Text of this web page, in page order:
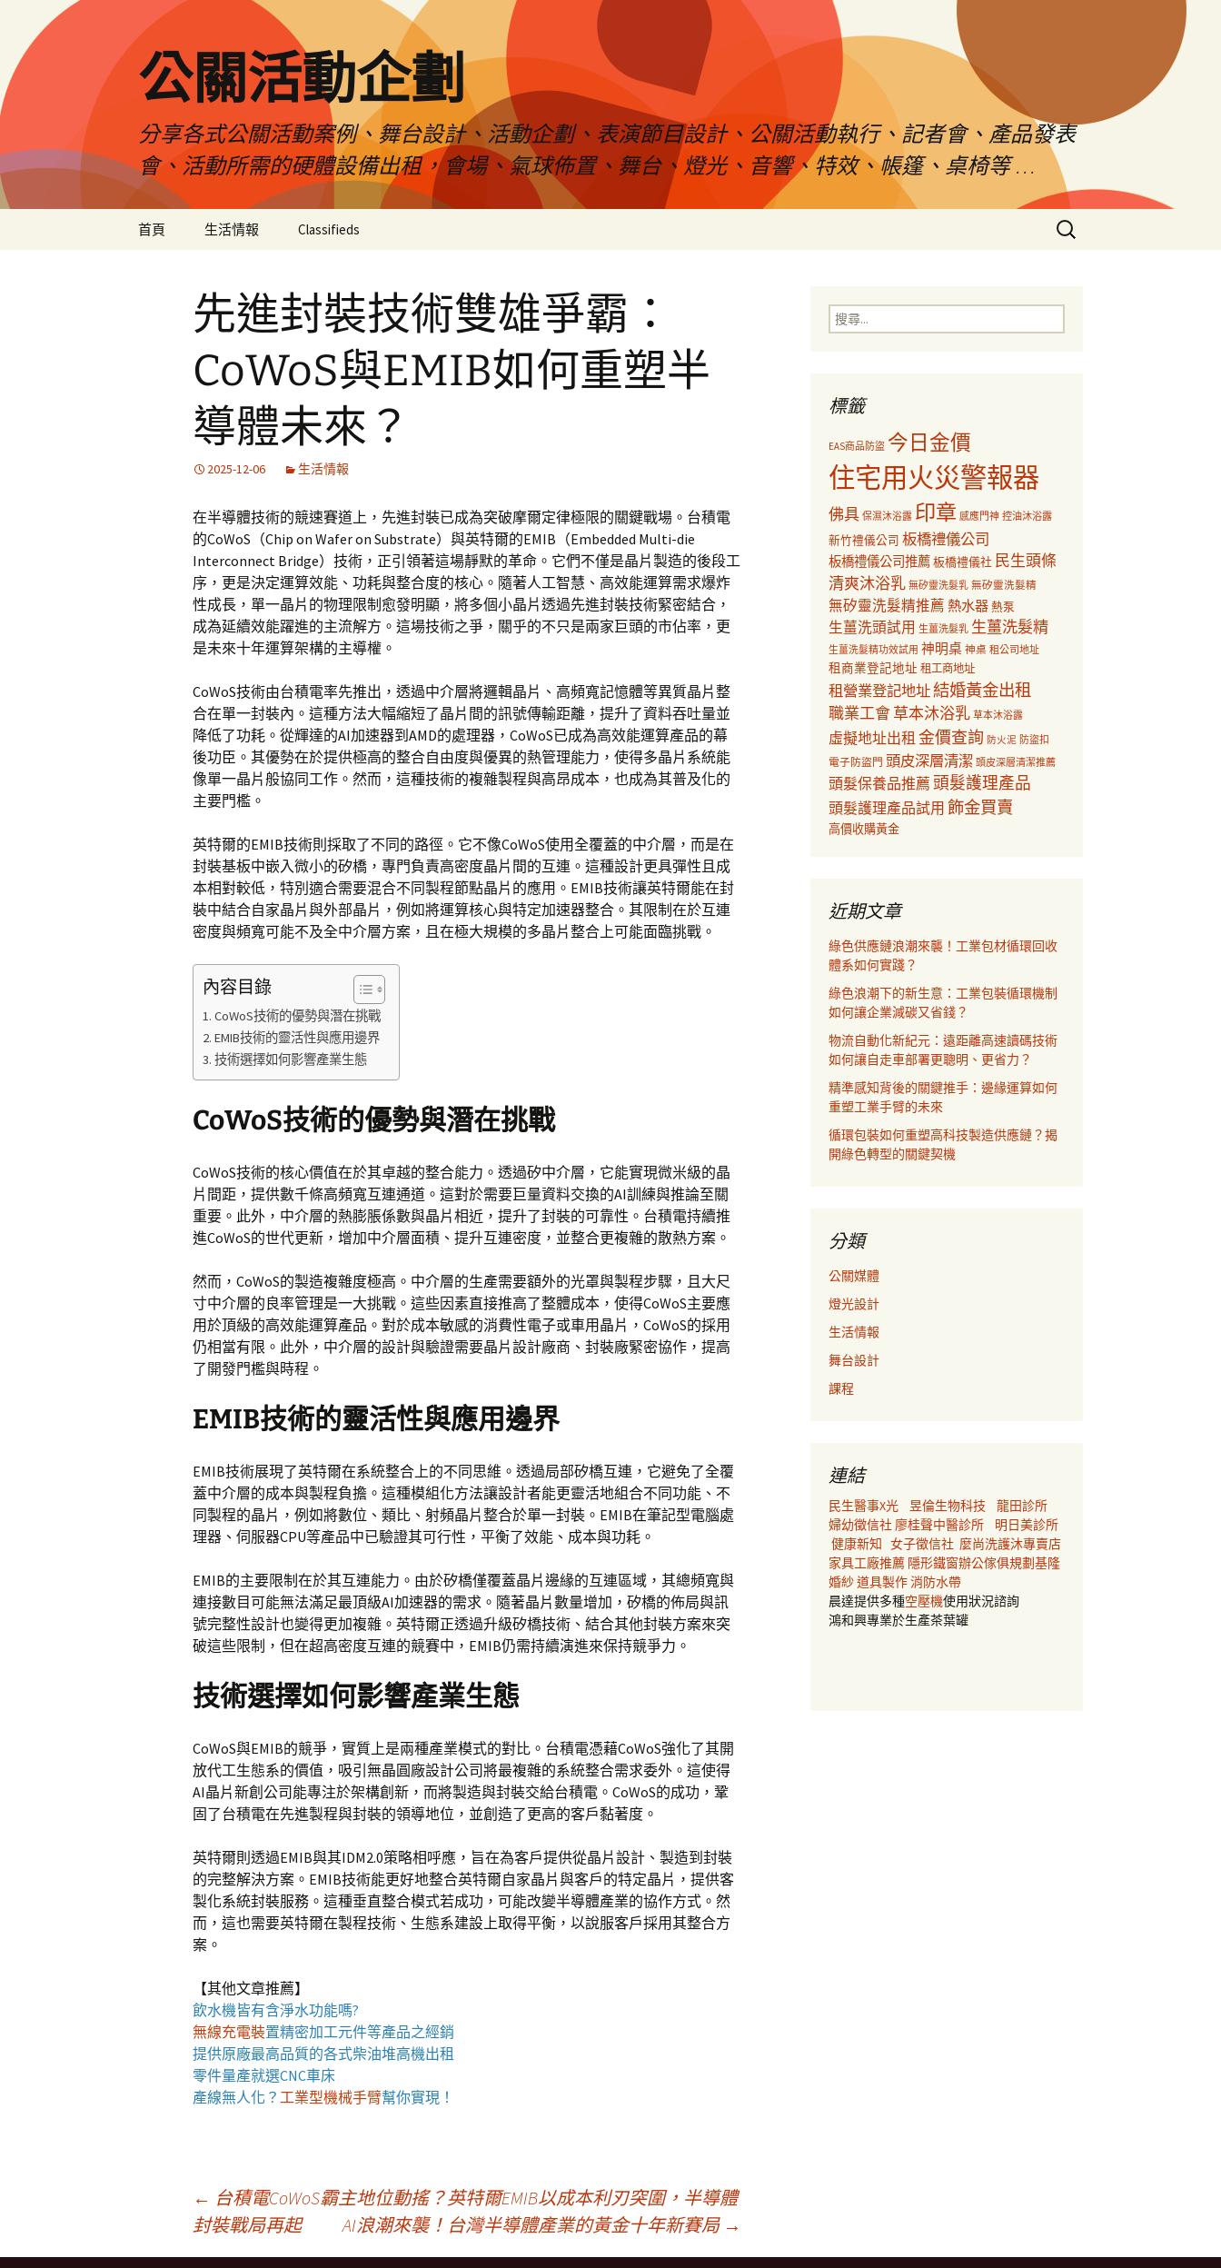
公關活動企劃
分享各式公關活動案例、舞台設計、活動企劃、表演節目設計、公關活動執行、記者會、產品發表
會、活動所需的硬體設備出租，會場、氣球佈置、舞台、燈光、音響、特效、帳篷、桌椅等 …
首頁 生活情報 Classifieds
搜
尋
字:
先進封裝技術雙雄爭霸：
CoWoS與EMIB如何重塑半
導體未來？
2025-12-06 生活情報
在半導體技術的競速賽道上，先進封裝已成為突破摩爾定律極限的關鍵戰場。台積電
的CoWoS（Chip on Wafer on Substrate）與英特爾的EMIB（Embedded Multi-die
Interconnect Bridge）技術，正引領著這場靜默的革命。它們不僅是晶片製造的後段工
序，更是決定運算效能、功耗與整合度的核心。隨著人工智慧、高效能運算需求爆炸
性成長，單一晶片的物理限制愈發明顯，將多個小晶片透過先進封裝技術緊密結合，
成為延續效能躍進的主流解方。這場技術之爭，關乎的不只是兩家巨頭的市佔率，更
是未來十年運算架構的主導權。
CoWoS技術由台積電率先推出，透過中介層將邏輯晶片、高頻寬記憶體等異質晶片整
合在單一封裝內。這種方法大幅縮短了晶片間的訊號傳輸距離，提升了資料吞吐量並
降低了功耗。從輝達的AI加速器到AMD的處理器，CoWoS已成為高效能運算產品的幕
後功臣。其優勢在於提供極高的整合自由度與優異的熱管理能力，使得多晶片系統能
像單一晶片般協同工作。然而，這種技術的複雜製程與高昂成本，也成為其普及化的
主要門檻。
英特爾的EMIB技術則採取了不同的路徑。它不像CoWoS使用全覆蓋的中介層，而是在
封裝基板中嵌入微小的矽橋，專門負責高密度晶片間的互連。這種設計更具彈性且成
本相對較低，特別適合需要混合不同製程節點晶片的應用。EMIB技術讓英特爾能在封
裝中結合自家晶片與外部晶片，例如將運算核心與特定加速器整合。其限制在於互連
密度與頻寬可能不及全中介層方案，且在極大規模的多晶片整合上可能面臨挑戰。
內容目錄
CoWoS技術的優勢與潛在挑戰
EMIB技術的靈活性與應用邊界
技術選擇如何影響產業生態
CoWoS技術的優勢與潛在挑戰
CoWoS技術的核心價值在於其卓越的整合能力。透過矽中介層，它能實現微米級的晶
片間距，提供數千條高頻寬互連通道。這對於需要巨量資料交換的AI訓練與推論至關
重要。此外，中介層的熱膨脹係數與晶片相近，提升了封裝的可靠性。台積電持續推
進CoWoS的世代更新，增加中介層面積、提升互連密度，並整合更複雜的散熱方案。
然而，CoWoS的製造複雜度極高。中介層的生產需要額外的光罩與製程步驟，且大尺
寸中介層的良率管理是一大挑戰。這些因素直接推高了整體成本，使得CoWoS主要應
用於頂級的高效能運算產品。對於成本敏感的消費性電子或車用晶片，CoWoS的採用
仍相當有限。此外，中介層的設計與驗證需要晶片設計廠商、封裝廠緊密協作，提高
了開發門檻與時程。
EMIB技術的靈活性與應用邊界
EMIB技術展現了英特爾在系統整合上的不同思維。透過局部矽橋互連，它避免了全覆
蓋中介層的成本與製程負擔。這種模組化方法讓設計者能更靈活地組合不同功能、不
同製程的晶片，例如將數位、類比、射頻晶片整合於單一封裝。EMIB在筆記型電腦處
理器、伺服器CPU等產品中已驗證其可行性，平衡了效能、成本與功耗。
EMIB的主要限制在於其互連能力。由於矽橋僅覆蓋晶片邊緣的互連區域，其總頻寬與
連接數目可能無法滿足最頂級AI加速器的需求。隨著晶片數量增加，矽橋的佈局與訊
號完整性設計也變得更加複雜。英特爾正透過升級矽橋技術、結合其他封裝方案來突
破這些限制，但在超高密度互連的競賽中，EMIB仍需持續演進來保持競爭力。
技術選擇如何影響產業生態
CoWoS與EMIB的競爭，實質上是兩種產業模式的對比。台積電憑藉CoWoS強化了其開
放代工生態系的價值，吸引無晶圓廠設計公司將最複雜的系統整合需求委外。這使得
AI晶片新創公司能專注於架構創新，而將製造與封裝交給台積電。CoWoS的成功，鞏
固了台積電在先進製程與封裝的領導地位，並創造了更高的客戶黏著度。
英特爾則透過EMIB與其IDM2.0策略相呼應，旨在為客戶提供從晶片設計、製造到封裝
的完整解決方案。EMIB技術能更好地整合英特爾自家晶片與客戶的特定晶片，提供客
製化系統封裝服務。這種垂直整合模式若成功，可能改變半導體產業的協作方式。然
而，這也需要英特爾在製程技術、生態系建設上取得平衡，以說服客戶採用其整合方
案。
【其他文章推薦】
飲水機皆有含淨水功能嗎?
無線充電裝置精密加工元件等產品之經銷
提供原廠最高品質的各式柴油堆高機出租
零件量產就選CNC車床
產線無人化？ 工業型機械手臂幫你實現！
← 台積電CoWoS霸主地位動搖？英特爾EMIB以成本利刃突圍，半導體
封裝戰局再起
AI浪潮來襲！台灣半導體產業的黃金十年新賽局 →
搜
尋
標籤
EAS商品防盜 今日金價
住宅用火災警報器
佛具 保濕沐浴露 印章 感應門神 控油沐浴露
新竹禮儀公司 板橋禮儀公司
板橋禮儀公司推薦板橋禮儀社 民生頭條
清爽沐浴乳 無矽靈洗髮乳 無矽靈洗髮精
無矽靈洗髮精推薦 熱水器 熱泵
生薑洗頭試用 生薑洗髮乳 生薑洗髮精
生薑洗髮精功效試用 神明桌 神桌 租公司地址
租商業登記地址 租工商地址
租營業登記地址結婚黃金出租
職業工會草本沐浴乳 草本沐浴露
虛擬地址出租 金價查詢 防火泥 防盜扣
電子防盜門 頭皮深層清潔 頭皮深層清潔推薦
頭髮保養品推薦 頭髮護理產品
頭髮護理產品試用 飾金買賣
高價收購黃金
近期文章
綠色供應鏈浪潮來襲！工業包材循環回收
體系如何實踐？
綠色浪潮下的新生意：工業包裝循環機制
如何讓企業減碳又省錢？
物流自動化新紀元：遠距離高速讀碼技術
如何讓自走車部署更聰明、更省力？
精準感知背後的關鍵推手：邊緣運算如何
重塑工業手臂的未來
循環包裝如何重塑高科技製造供應鏈？揭
開綠色轉型的關鍵契機
分類
公關媒體
燈光設計
生活情報
舞台設計
課程
連結
民生醫事X光 昱倫生物科技
龍田診所
婦幼徵信社 廖桂聲中醫診所
明日美診所
健康新知 女子徵信社 麼尚洗護沐專賣店
家具工廠推薦 隱形鐵窗辦公傢俱規劃基隆
婚紗道具製作消防水帶
晨達提供多種空壓機使用狀況諮詢
鴻和興專業於生產茶葉罐